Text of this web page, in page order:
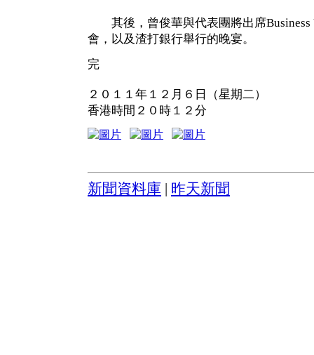
其後，曾俊華與代表團將出席Business
會，以及渣打銀行舉行的晚宴。
完
２０１１年１２月６日（星期二）
香港時間２０時１２分
新聞資料庫 昨天新聞